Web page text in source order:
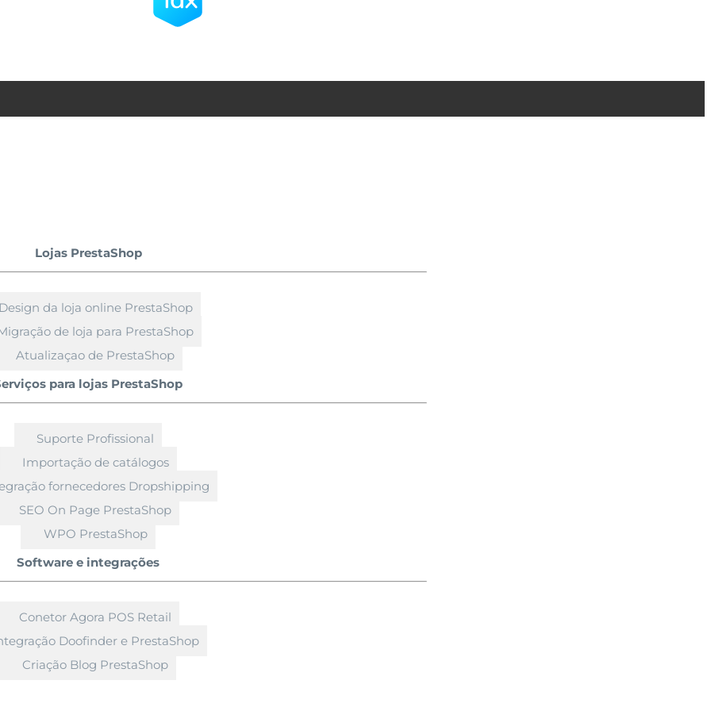
Lojas PrestaShop
Design da loja online PrestaShop
de loja para PrestaShop
Atualizaçao de PrestaShop
para lojas PrestaShop
Suporte Profissional
Importação de catálogos
fornecedores Dropshipping
SEO On Page PrestaShop
WPO PrestaShop
Software e integrações
Conetor Agora POS Retail
Doofinder e PrestaShop
Criação Blog PrestaShop